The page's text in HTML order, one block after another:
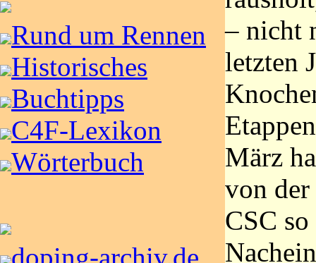
Rund um Rennen
Historisches
Buchtipps
C4F-Lexikon
Wörterbuch
– nicht
letzten
März
von der
CSC